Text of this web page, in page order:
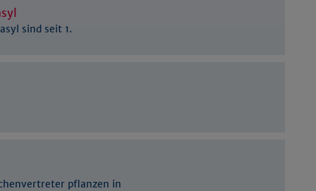
sind seit 1.
pflanzen in